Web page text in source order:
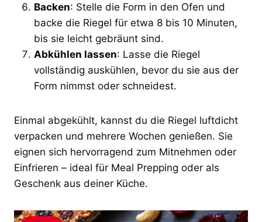
Backen: Stelle die Form in den Ofen und
backe die Riegel für etwa 8 bis 10 Minuten,
bis sie leicht gebräunt sind.
Abkühlen lassen: Lasse die Riegel
vollständig auskühlen, bevor du sie aus der
Form nimmst oder schneidest.
Einmal abgekühlt, kannst du die Riegel luftdicht
verpacken und mehrere Wochen genießen. Sie
eignen sich hervorragend zum Mitnehmen oder
Einfrieren – ideal für Meal Prepping oder als
Geschenk aus deiner Küche.